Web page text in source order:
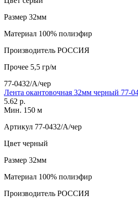
Размер 32мм
Материал 100% полиэфир
Производитель РОССИЯ
Прочее 5,5 гр/м
77-0432/А/чер
Лента окантовочная 32мм черный 77-
5.62 р.
Мин. 150 м
Артикул 77-0432/А/чер
Цвет черный
Размер 32мм
Материал 100% полиэфир
Производитель РОССИЯ